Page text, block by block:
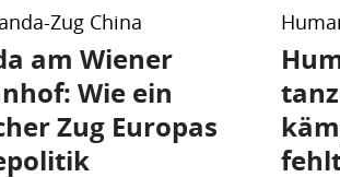
Zug China
am Wiener
Wie ein
Zug Europas